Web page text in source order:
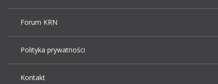
Forum KRN
Polityka prywatności
Kontakt